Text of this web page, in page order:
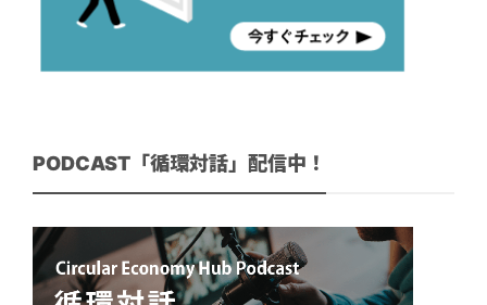
PODCAST「循環対話」配信中！